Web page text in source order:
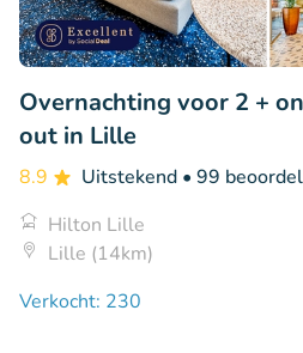
Overnachting voor 2 +
out in Lille
8.9 Uitstekend • 99
Hilton Lille
Lille (14km)
Verkocht: 230